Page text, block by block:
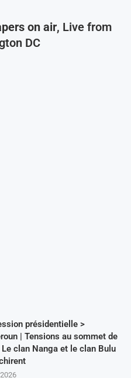
on air, Live from
DC
présidentielle >
| Tensions au sommet de
Le clan Nanga et le clan Bulu